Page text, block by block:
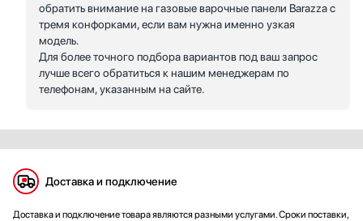
обратить внимание на газовые варочные панели Barazza с
тремя конфорками, если вам нужна именно узкая
модель.
Для более точного подбора вариантов под ваш запрос
лучше всего обратиться к нашим менеджерам по
телефонам, указанным на сайте.
Доставка и подключение
Доставка и подключение товара являются разными услугами. Сроки поставки,